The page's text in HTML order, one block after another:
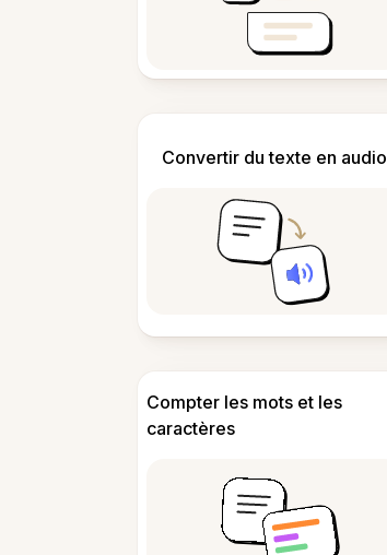
Convertir du texte en audio
Compter les mots et les
caractères